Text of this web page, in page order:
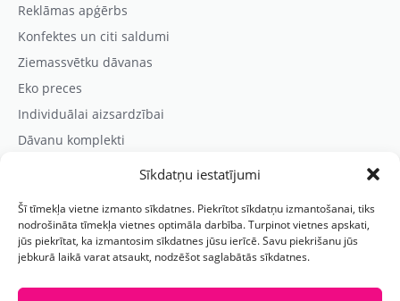
Sīkdatņu iestatījumi
Šī tīmekļa vietne izmanto sīkdatnes. Piekrītot sīkdatņu izmantošanai, tiks
nodrošināta tīmekļa vietnes optimāla darbība. Turpinot vietnes apskati,
jūs piekrītat, ka izmantosim sīkdatnes jūsu ierīcē. Savu piekrišanu jūs
jebkurā laikā varat atsaukt, nodzēšot saglabātās sīkdatnes.
Reklāmas apģērbs
Konfektes un citi saldumi
Ziemassvētku dāvanas
Eko preces
Individuālai aizsardzībai
Dāvanu komplekti
Kontaktinformācija
Prezentreklāmas aģentūra “PARIS”
Reģ.nr.: 40103625328